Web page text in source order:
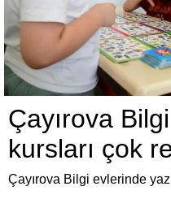
Çayırova
kursları çok
Çayırova Bilgi evlerinde